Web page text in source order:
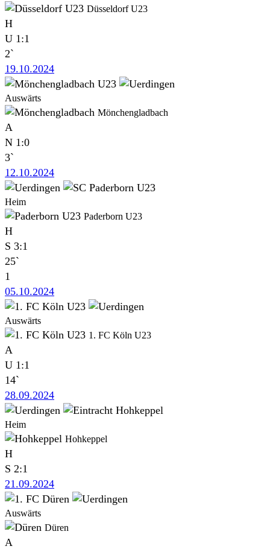
Düsseldorf U23
H
U 1:1
2`
19.10.2024
Auswärts
Mönchengladbach
A
N 1:0
3`
12.10.2024
Heim
Paderborn U23
H
S 3:1
25`
1
05.10.2024
Auswärts
1. FC Köln U23
A
U 1:1
14`
28.09.2024
Heim
Hohkeppel
H
S 2:1
21.09.2024
Auswärts
Düren
A